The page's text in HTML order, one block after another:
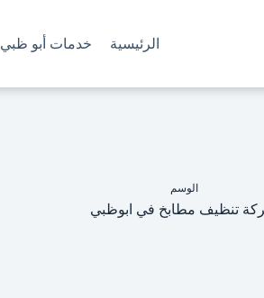
الرئيسية خدمات أبو ظبي
الوسم
تنظيف مطابخ في ابوظبي